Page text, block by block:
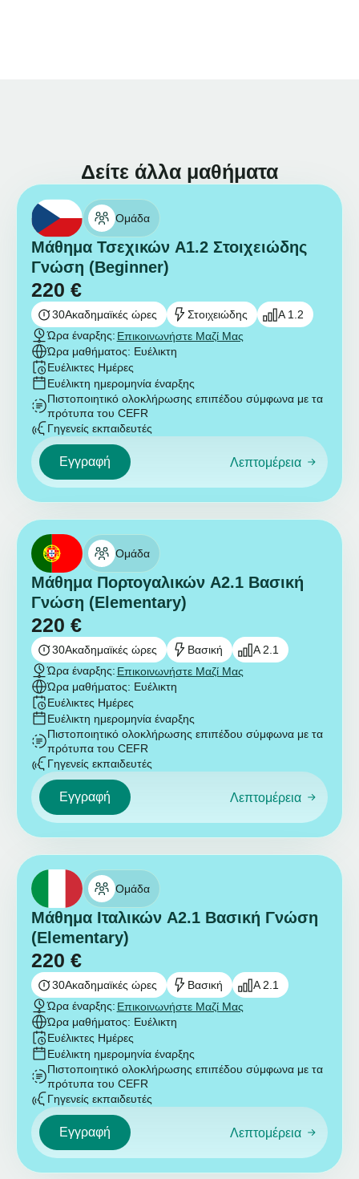
Δείτε άλλα μαθήματα
Ομάδα
Μάθημα Τσεχικών A1.2 Στοιχειώδης
Γνώση (Beginner)
220 €
30Ακαδημαϊκές ώρες Στοιχειώδης
A 1.2
Ώρα έναρξης: Επικοινωνήστε Μαζί Μας
Ώρα μαθήματος: Ευέλικτη
Ευέλικτες Ημέρες
Ευέλικτη ημερομηνία έναρξης
Πιστοποιητικό ολοκλήρωσης επιπέδου σύμφωνα με τα
πρότυπα του CEFR
Γηγενείς εκπαιδευτές
Εγγραφή Λεπτομέρεια
Ομάδα
Μάθημα Πορτογαλικών A2.1 Βασική
Γνώση (Elementary)
220 €
30Ακαδημαϊκές ώρες Βασική
A 2.1
Ώρα έναρξης: Επικοινωνήστε Μαζί Μας
Ώρα μαθήματος: Ευέλικτη
Ευέλικτες Ημέρες
Ευέλικτη ημερομηνία έναρξης
Πιστοποιητικό ολοκλήρωσης επιπέδου σύμφωνα με τα
πρότυπα του CEFR
Γηγενείς εκπαιδευτές
Εγγραφή Λεπτομέρεια
Ομάδα
Μάθημα Ιταλικών A2.1 Βασική Γνώση
(Elementary)
220 €
30Ακαδημαϊκές ώρες Βασική
A 2.1
Ώρα έναρξης: Επικοινωνήστε Μαζί Μας
Ώρα μαθήματος: Ευέλικτη
Ευέλικτες Ημέρες
Ευέλικτη ημερομηνία έναρξης
Πιστοποιητικό ολοκλήρωσης επιπέδου σύμφωνα με τα
πρότυπα του CEFR
Γηγενείς εκπαιδευτές
Εγγραφή Λεπτομέρεια